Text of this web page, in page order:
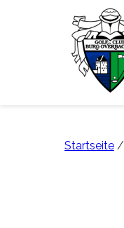
Startseite /